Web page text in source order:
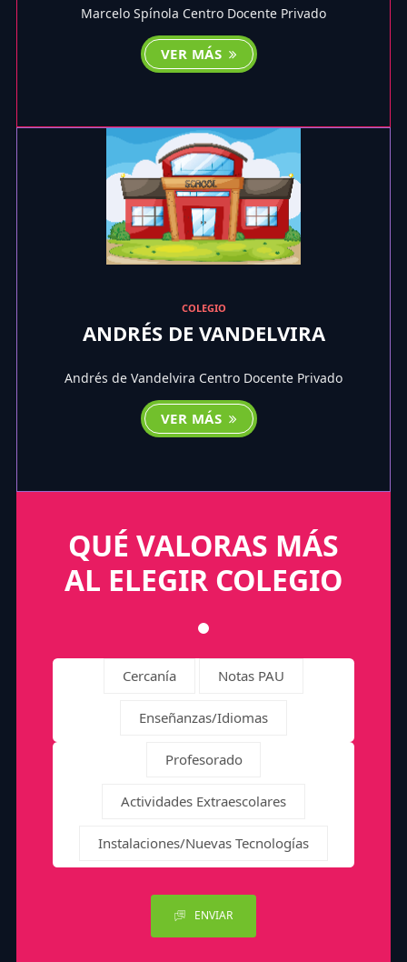
Marcelo Spínola Centro Docente Privado
VER MÁS
COLEGIO
ANDRÉS DE VANDELVIRA
Andrés de Vandelvira Centro Docente Privado
VER MÁS
QUÉ VALORAS MÁS
AL ELEGIR COLEGIO
Cercanía Notas PAU
Enseñanzas/Idiomas
Profesorado
Actividades Extraescolares
Instalaciones/Nuevas Tecnologías
ENVIAR